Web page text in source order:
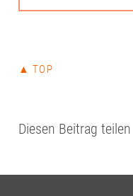
▲ TOP
Diesen Beitrag teilen